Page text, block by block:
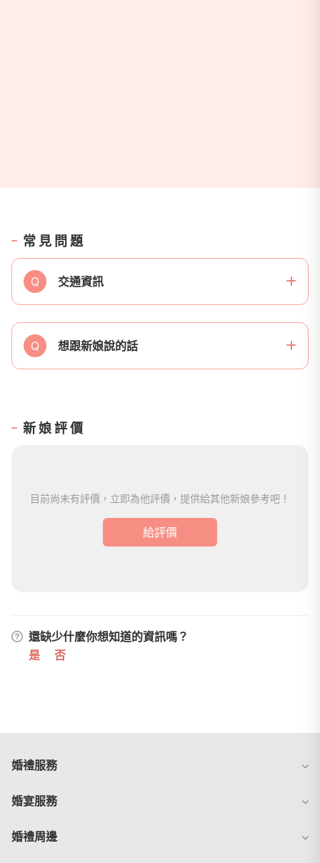
常見問題
Q 交通資訊
Q 想跟新娘說的話
新娘評價
目前尚未有評價，立即為他評價，提供給其他新娘參考吧！
給評價
還缺少什麼你想知道的資訊嗎？
是
否
婚禮服務
婚宴服務
婚禮周邊